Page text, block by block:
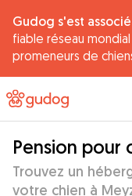
Gudog s'est associé
fiable réseau
promeneurs de
Pension pour
Trouvez un
votre chien à